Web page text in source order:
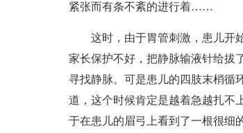
紧张而有条不紊的进行着……
这时，由于胃管刺激，患儿开
家长保护不好，把静脉输液针给拔
寻找静脉。可是患儿的四肢末梢循
道，这个时候肯定是越着急越扎不
于在患儿的眉弓上看到了一根很细